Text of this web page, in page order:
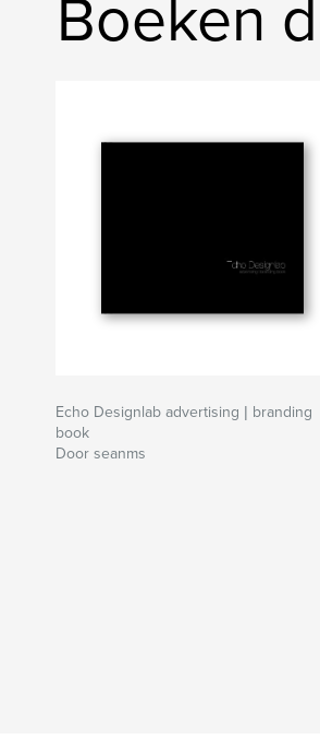
Boeken
Echo Designlab advertising | branding
book
Door seanms